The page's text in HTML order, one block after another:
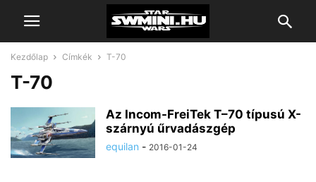
Kezdőlap Címkék T-70
T-70
Az Incom-FreiTek T–70 típusú X-
szárnyú űrvadászgép
equilan - 2016-01-24